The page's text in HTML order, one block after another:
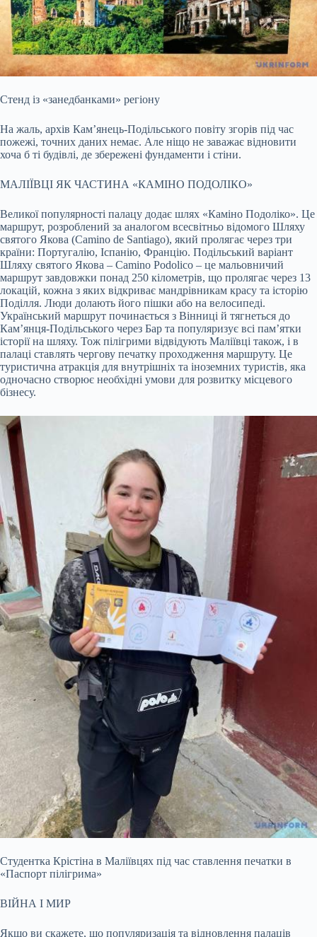
Стенд із «занедбанками» регіону
На жаль, архів Кам’янець-Подільського повіту згорів під час
пожежі, точних даних немає. Але ніщо не заважає відновити
хоча б ті будівлі, де збережені фундаменти і стіни.
МАЛІЇВЦІ ЯК ЧАСТИНА «КАМІНО ПОДОЛІКО»
Великої популярності палацу додає шлях «Каміно Подоліко». Це
маршрут, розроблений за аналогом всесвітньо відомого Шляху
святого Якова (Camino de Santiago), який пролягає через три
країни: Португалію, Іспанію, Францію. Подільський варіант
Шляху святого Якова – Camino Podolico – це мальовничий
маршрут завдовжки понад 250 кілометрів, що пролягає через 13
локацій, кожна з яких відкриває мандрівникам красу та історію
Поділля. Люди долають його пішки або на велосипеді.
Український маршрут починається з Вінниці й тягнеться до
Кам’янця-Подільського через Бар та популяризує всі пам’ятки
історії на шляху. Тож пілігрими відвідують Маліївці також, і в
палаці ставлять чергову печатку проходження маршруту. Це
туристична атракція для внутрішніх та іноземних туристів, яка
одночасно створює необхідні умови для розвитку місцевого
бізнесу.
Студентка Крістіна в Маліївцях під час ставлення печатки в
«Паспорт пілігрима»
ВІЙНА І МИР
Якщо ви скажете, що популяризація та відновлення палаців